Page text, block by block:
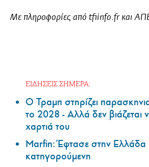
Με πληροφορίες από tf1info.fr και
ΕΙΔΗΣΕΙΣ ΣΗΜΕΡΑ:
Ο Τραμπ στηρίζει
το 2028 - Αλλά δεν βιάζεται
χαρτιά του
Marfin: Έφτασε στην
κατηγορούμενη